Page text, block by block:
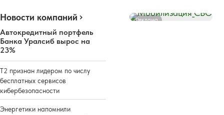
Новости компаний
Автокредитный портфель
Банка Уралсиб вырос на
23%
Т2 признан лидером по числу
бесплатных сервисов
кибербезопасности
Энергетики напомнили
Реклама